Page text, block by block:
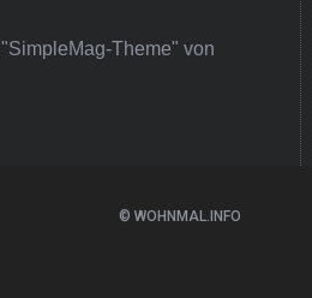
Theme" von
© WOHNMAL.INFO